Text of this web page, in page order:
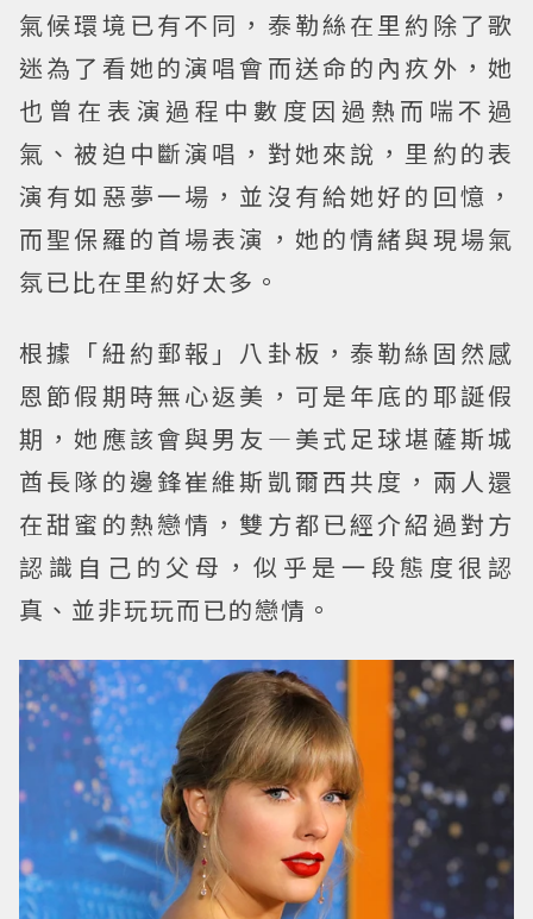
氣候環境已有不同，泰勒絲在里約除了歌
迷為了看她的演唱會而送命的內疚外，她
也曾在表演過程中數度因過熱而喘不過
氣、被迫中斷演唱，對她來說，里約的表
演有如惡夢一場，並沒有給她好的回憶，
而聖保羅的首場表演，她的情緒與現場氣
氛已比在里約好太多。
根據「紐約郵報」八卦板，泰勒絲固然感
恩節假期時無心返美，可是年底的耶誕假
期，她應該會與男友—美式足球堪薩斯城
酋長隊的邊鋒崔維斯凱爾西共度，兩人還
在甜蜜的熱戀情，雙方都已經介紹過對方
認識自己的父母，似乎是一段態度很認
真、並非玩玩而已的戀情。